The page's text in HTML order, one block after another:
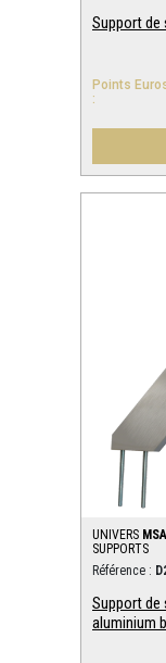
Support de
Points
:
UNIVERS
SUPPORTS
Référence :
Support
aluminium